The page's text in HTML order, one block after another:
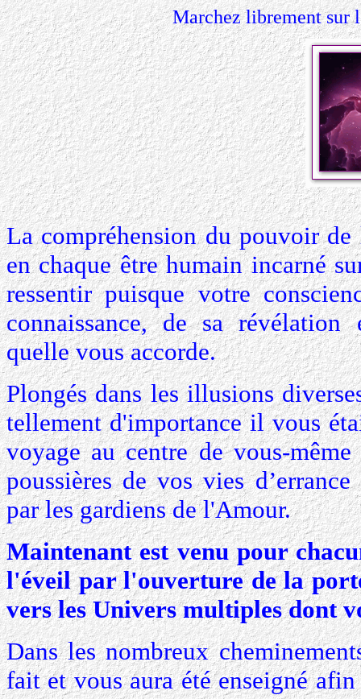
Marchez librement sur
La compréhension du pouvoir
en chaque être humain incarné
ressentir puisque votre
connaissance, de sa
quelle vous accorde.
Plongés dans les illusions
tellement d'importance il vous
voyage au centre de vous-
poussières de vos vies
par les gardiens de l'Amour.
Maintenant est venu pour
l'éveil par l'ouverture de la
vers les Univers multiples dont
Dans les nombreux
fait et vous aura été enseigné